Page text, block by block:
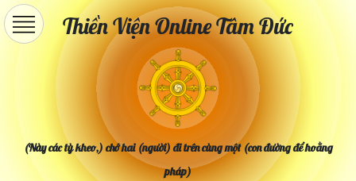
Thiền Viện Online Tâm Đức
(Này các tỳ kheo,) chớ hai (người) đi trên cùng một (con đường để hoằng
pháp)